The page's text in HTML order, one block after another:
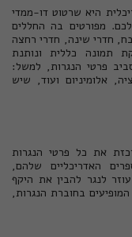
היא שרטוט דו-ממדי
מפורטים בה החללים
חדרי שינה, חדרי רחצה
תמונה כללית ונותנת
פרטי הנגרות, למשל:
אלומיניום ועוד, שיש
את כל פרטי הנגרות
האדריכליים שלהם,
לנגר להבין את היקף
המופיעים בחוברת הנגרות,